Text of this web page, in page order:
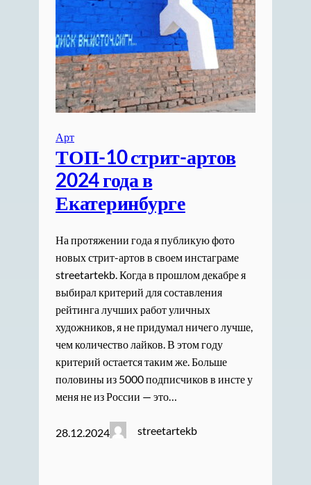
Арт
ТОП-10 стрит-артов
2024 года в
Екатеринбурге
На протяжении года я публикую фото
новых стрит-артов в своем инстаграме
streetartekb. Когда в прошлом декабре я
выбирал критерий для составления
рейтинга лучших работ уличных
художников, я не придумал ничего лучше,
чем количество лайков. В этом году
критерий остается таким же. Больше
половины из 5000 подписчиков в инсте у
меня не из России — это…
28.12.2024 streetartekb